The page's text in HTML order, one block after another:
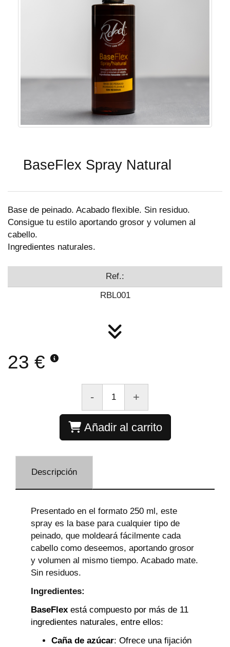
BaseFlex Spray Natural
Base de peinado. Acabado flexible. Sin residuo.
Consigue tu estilo aportando grosor y volumen al
cabello.
Ingredientes naturales.
Ref.:
RBL001
23 €
- +
Añadir al carrito
Descripción
Presentado en el formato 250 ml, este
spray es la base para cualquier tipo de
peinado, que moldeará fácilmente cada
cabello como deseemos, aportando grosor
y volumen al mismo tiempo. Acabado mate.
Sin residuos.
Ingredientes:
BaseFlex está compuesto por más de 11
ingredientes naturales, entre ellos:
Caña de azúcar: Ofrece una fijación